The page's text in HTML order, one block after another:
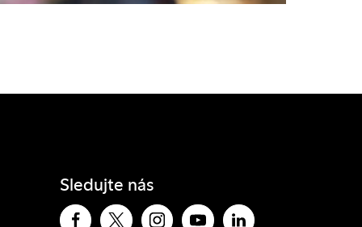
Sledujte nás